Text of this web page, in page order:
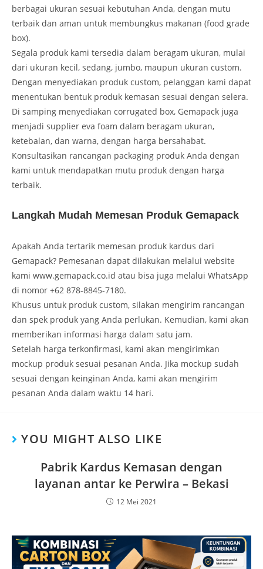
berbagai ukuran sesuai kebutuhan Anda, dengan mutu
terbaik dan aman untuk membungkus makanan (food grade
box).
Segala produk kami tersedia dalam beragam ukuran, mulai
dari ukuran kecil, sedang, jumbo, maupun ukuran custom.
Dengan menyediakan produk custom, pelanggan kami dapat
menentukan bentuk produk kemasan sesuai dengan selera.
Di samping menyediakan corrugated box, Gemapack juga
menjadi supplier eva foam dalam beragam ukuran,
ketebalan, dan warna, dengan harga bersahabat.
Konsultasikan rancangan packaging produk Anda dengan
kami untuk mendapatkan mutu produk dengan harga
terbaik.
Langkah Mudah Memesan Produk Gemapack
Apakah Anda tertarik memesan produk kardus dari
Gemapack? Pemesanan dapat dilakukan melalui website
kami www.gemapack.co.id atau bisa juga melalui WhatsApp
di nomor +62 878-8845-7180.
Khusus untuk produk custom, silakan mengirim rancangan
dan spek produk yang Anda perlukan. Kemudian, kami akan
memberikan informasi harga dalam satu jam.
Setelah harga terkonfirmasi, kami akan mengirimkan
mockup produk sesuai pesanan Anda. Jika mockup sudah
sesuai dengan keinginan Anda, kami akan mengirim
pesanan Anda dalam waktu 14 hari.
YOU MIGHT ALSO LIKE
Pabrik Kardus Kemasan dengan
layanan antar ke Perwira – Bekasi
12 Mei 2021